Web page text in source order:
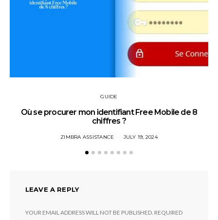
GUIDE
Où se procurer mon identifiant Free Mobile de 8
chiffres ?
ZIMBRA ASSISTANCE JULY 19, 2024
LEAVE A REPLY
YOUR EMAIL ADDRESS WILL NOT BE PUBLISHED. REQUIRED